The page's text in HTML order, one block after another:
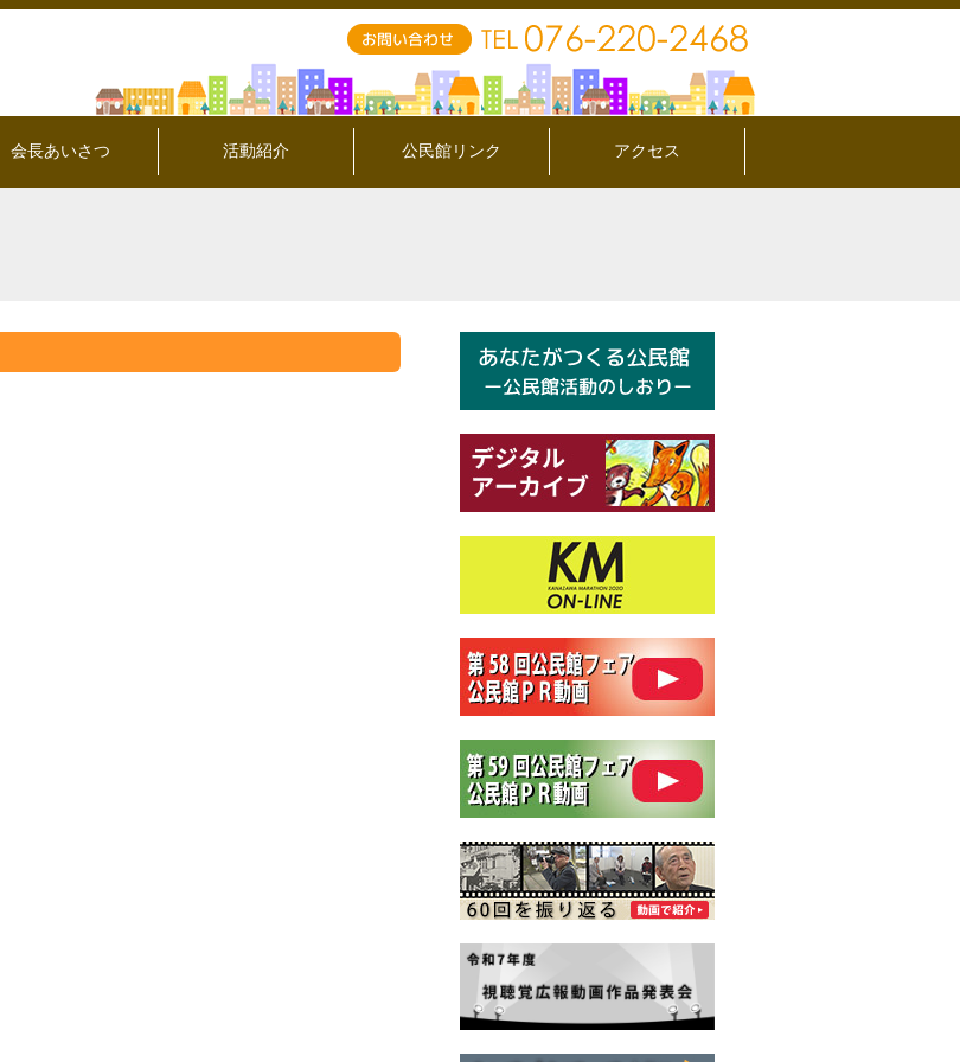
会長あいさつ 活動紹介 公民館リンク アクセス